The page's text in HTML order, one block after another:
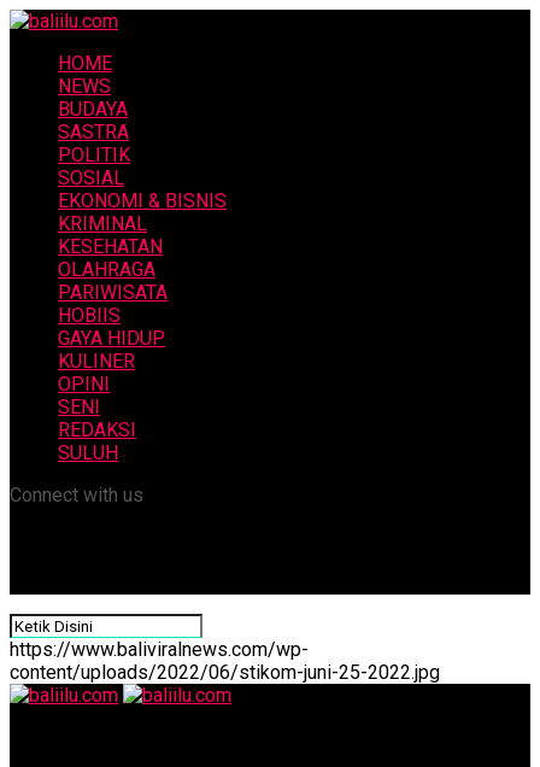
HOME
NEWS
BUDAYA
SASTRA
POLITIK
SOSIAL
EKONOMI & BISNIS
KRIMINAL
KESEHATAN
OLAHRAGA
PARIWISATA
HOBIIS
GAYA HIDUP
KULINER
OPINI
SENI
REDAKSI
SULUH
Connect with us
https://www.baliviralnews.com/wp-
content/uploads/2022/06/stikom-juni-25-2022.jpg